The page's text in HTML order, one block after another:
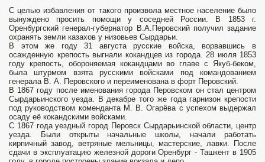
С целью избавления от такого произвола местное население было
вынуждено просить помощи у соседней России. В 1853 г.
Оренбургский генерал-губернатор В.А.Перовский получил задание
охранять земли казахов у низовьев Сырдарьи.
В этом же году 31 августа русские войска, ворвавшись в
осажденную крепость выгнали кокандцев из города. 28 июля 1853
году крепость, обороняемая кокандцами во главе с Якуб-беком,
была штурмом взята русскими войсками под командованием
генерала В. А. Перовского и переименована в форт Перовский.
В 1867 году после именования города Перовском он стал центром
Сырдарьинского уезда. В декабре того же года гарнизон крепости
под руководством коменданта М. В. Огарёва с успехом выдержал
осаду её кокандскими войсками.
С 1867 года уездный город Перовск Сырдарьинской области, центр
уезда. Были открыты начальные школы, начали работать
кирпичный завод, ветряные мельницы, мастерские, лавки. После
сдачи в эксплуатацию железной дороги Оренбург - Ташкент в 1905